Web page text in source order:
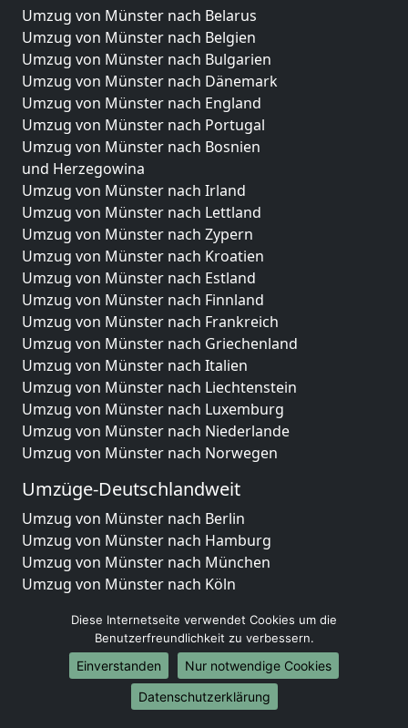
Umzug von Münster nach Belarus
Umzug von Münster nach Belgien
Umzug von Münster nach Bulgarien
Umzug von Münster nach Dänemark
Umzug von Münster nach England
Umzug von Münster nach Portugal
Umzug von Münster nach Bosnien
und Herzegowina
Umzug von Münster nach Irland
Umzug von Münster nach Lettland
Umzug von Münster nach Zypern
Umzug von Münster nach Kroatien
Umzug von Münster nach Estland
Umzug von Münster nach Finnland
Umzug von Münster nach Frankreich
Umzug von Münster nach Griechenland
Umzug von Münster nach Italien
Umzug von Münster nach Liechtenstein
Umzug von Münster nach Luxemburg
Umzug von Münster nach Niederlande
Umzug von Münster nach Norwegen
Umzüge-Deutschlandweit
Umzug von Münster nach Berlin
Umzug von Münster nach Hamburg
Umzug von Münster nach München
Umzug von Münster nach Köln
Umzug von Münster nach Stuttgart
Umzug von Münster nach Düsseldorf
Umzug von Münster nach Leipzig
Umzug von Münster nach Dortmund
Umzug von Münster nach Essen
Diese Internetseite verwendet Cookies um die
Benutzerfreundlichkeit zu verbessern.
Einverstanden
Nur notwendige Cookies
Datenschutzerklärung